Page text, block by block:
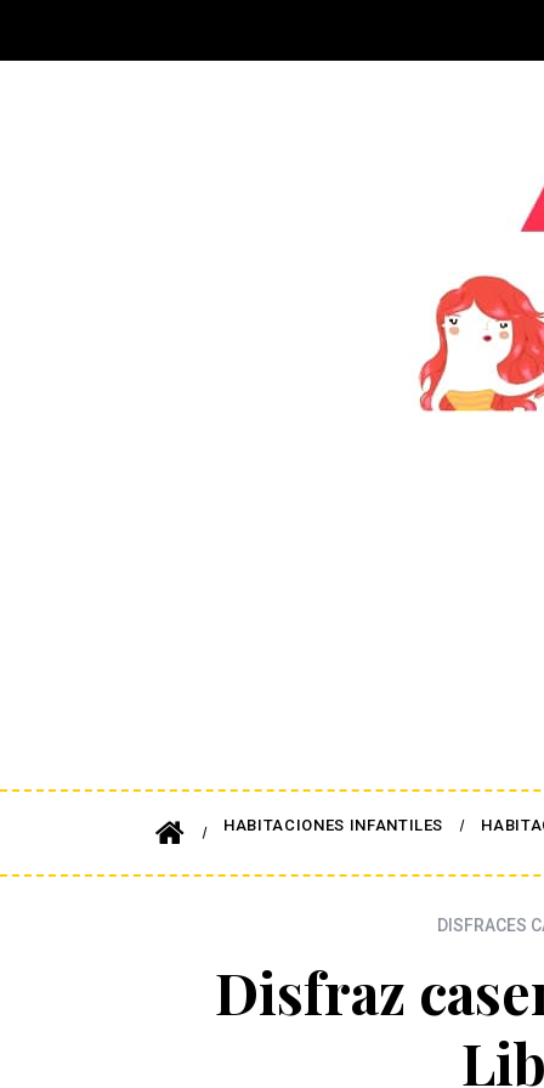
HABITACIONES INFANTILES
DISFRACES
Disfraz